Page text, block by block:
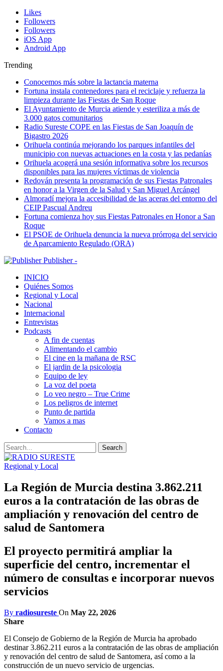
Likes
Followers
Followers
iOS App
Android App
Trending
Conocemos más sobre la lactancia materna
Fortuna instala contenedores para el reciclaje y refuerza la
limpieza durante las Fiestas de San Roque
El Ayuntamiento de Murcia atiende y esteriliza a más de
3.000 gatos comunitarios
Radio Sureste COPE en las Fiestas de San Joaquín de
Bigastro 2026
Orihuela continúa mejorando los parques infantiles del
municipio con nuevas actuaciones en la costa y las pedanías
Orihuela acogerá una sesión informativa sobre los recursos
disponibles para las mujeres víctimas de violencia
Redován presenta la programación de sus Fiestas Patronales
en honor a la Virgen de la Salud y San Miguel Arcángel
Almoradí mejora la accesibilidad de las aceras del entorno del
CEIP Pascual Andreu
Fortuna comienza hoy sus Fiestas Patronales en Honor a San
Roque
El PSOE de Orihuela denuncia la nueva prórroga del servicio
de Aparcamiento Regulado (ORA)
Publisher -
INICIO
Quiénes Somos
Regional y Local
Nacional
Internacional
Entrevistas
Podcasts
A fin de cuentas
Alimentando el cambio
El cine en la mañana de RSC
El jardin de la psicologia
Equipo de ley
La voz del poeta
Lo veo negro – True Crime
Los peligros de internet
Punto de partida
Vamos a mas
Contacto
Regional y Local
La Región de Murcia destina 3.862.211
euros a la contratación de las obras de
ampliación y renovación del centro de
salud de Santomera
El proyecto permitirá ampliar la
superficie del centro, incrementar el
número de consultas e incorporar nuevos
servicios
By radiosureste On May 22, 2026
Share
El Consejo de Gobierno de la Región de Murcia ha aprobado
destinar 3.862.211 euros a la contratación de las obras de ampliación
y renovación del centro de salud de Santomera, así como a la
construcción de un nuevo servicio de urgencias.